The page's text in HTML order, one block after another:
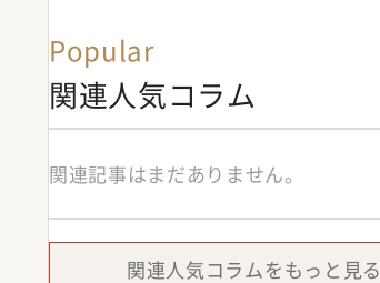
Popular
関連人気コラム
関連記事はまだありません。
関連人気コラムをもっと見る